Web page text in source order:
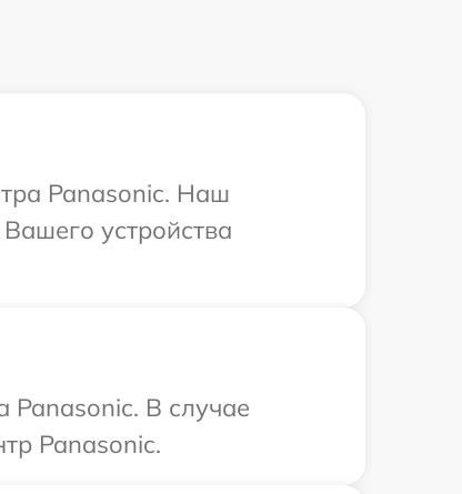
Panasonic. Наш
устройства
Panasonic. В случае
Panasonic.